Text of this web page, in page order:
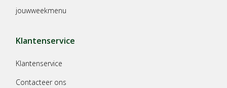
jouwweekmenu
Klantenservice
Klantenservice
Contacteer ons